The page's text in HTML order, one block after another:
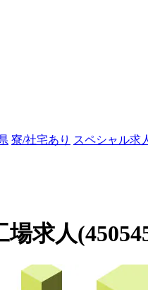
寮/社宅あり スペシャル求
求人